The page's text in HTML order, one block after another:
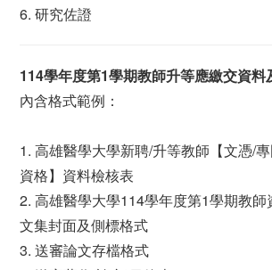
6. 研究佐證
114學年度第1學期教師升等應繳交資料
內含格式範例：
1. 高雄醫學大學新聘/升等教師【文憑/
資格】資料檢核表
2. 高雄醫學大學114學年度第1學期教
文集封面及側標格式
3. 送審論文存檔格式